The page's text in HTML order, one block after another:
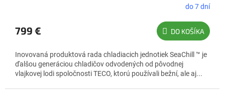
M
O
do 7 dní
799 € DO KOŠÍKA
Inovovaná produktová rada chladiacich jednotiek SeaChill ™ je
ďalšou generáciou chladičov odvodených od pôvodnej
vlajkovej lodi spoločnosti TECO, ktorú používali bežní, ale aj...